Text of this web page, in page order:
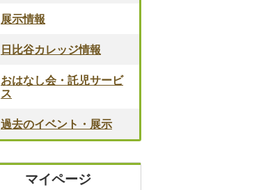
展示情報
日比谷カレッジ情報
おはなし会・託児サービ
ス
過去のイベント・展示
マイページ